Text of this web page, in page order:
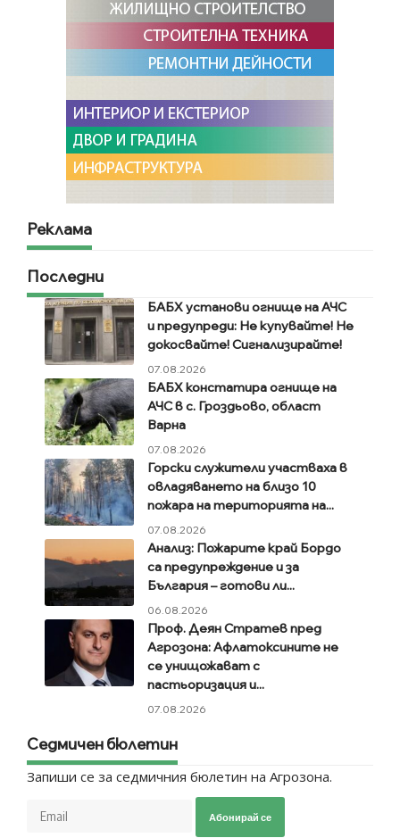
Реклама
Последни
БАБХ установи огнище на АЧС
и предупреди: Не купувайте! Не
докосвайте! Сигнализирайте!
07.08.2026
БАБХ констатира огнище на
АЧС в с. Гроздьово, област
Варна
07.08.2026
Горски служители участваха в
овладяването на близо 10
пожара на територията на...
07.08.2026
Анализ: Пожарите край Бордо
са предупреждение и за
България – готови ли...
06.08.2026
Проф. Деян Стратев пред
Агрозона: Афлатоксините не
се унищожават с
пастьоризация и...
07.08.2026
Седмичен бюлетин
Запиши се за седмичния бюлетин на Агрозона.
Абонирай се